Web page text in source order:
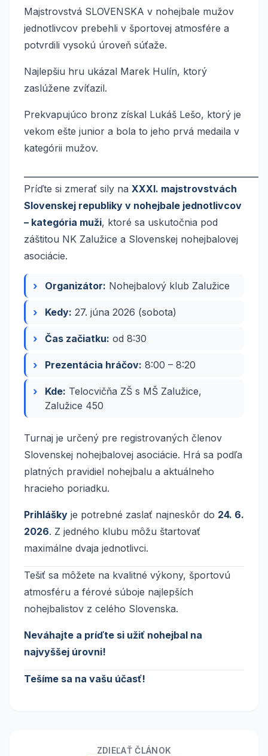
Majstrovstvá SLOVENSKA v nohejbale mužov
jednotlivcov prebehli v športovej atmosfére a
potvrdili vysokú úroveň súťaže.
Najlepšiu hru ukázal Marek Hulín, ktorý
zaslúžene zvíťazil.
Prekvapujúco bronz získal Lukáš Lešo, ktorý je
vekom ešte junior a bola to jeho prvá medaila v
kategórii mužov.
Príďte si zmerať sily na XXXI. majstrovstvách
Slovenskej republiky v nohejbale jednotlivcov
– kategória muži, ktoré sa uskutočnia pod
záštitou NK Zalužice a Slovenskej nohejbalovej
asociácie.
Organizátor: Nohejbalový klub Zalužice
Kedy: 27. júna 2026 (sobota)
Čas začiatku: od 8:30
Prezentácia hráčov: 8:00 – 8:20
Kde: Telocvičňa ZŠ s MŠ Zalužice,
Zalužice 450
Turnaj je určený pre registrovaných členov
Slovenskej nohejbalovej asociácie. Hrá sa podľa
platných pravidiel nohejbalu a aktuálneho
hracieho poriadku.
Prihlášky je potrebné zaslať najneskôr do 24. 6.
2026. Z jedného klubu môžu štartovať
maximálne dvaja jednotlivci.
Tešiť sa môžete na kvalitné výkony, športovú
atmosféru a férové súboje najlepších
nohejbalistov z celého Slovenska.
Neváhajte a príďte si užiť nohejbal na
najvyššej úrovni!
Tešíme sa na vašu účasť!
ZDIEĽAŤ ČLÁNOK